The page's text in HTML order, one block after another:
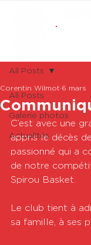
All Posts
Galerie photos
Actualités
All Posts
Corentin Wilmot 6 mars
C’est avec une
appris le décès de
passionné qui a
de notre
Spirou Basket.
Le club tient à
sa famille, à ses